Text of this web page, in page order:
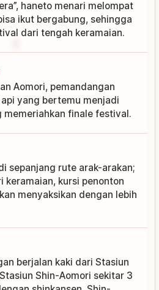
haneto menari melompat
ikut bergabung, sehingga
dari tengah keramaian.
Aomori, pemandangan
yang bertemu menjadi
memeriahkan finale festival.
sepanjang rute arak-arakan;
keramaian, kursi penonton
menyaksikan dengan lebih
berjalan kaki dari Stasiun
Shin-Aomori sekitar 3